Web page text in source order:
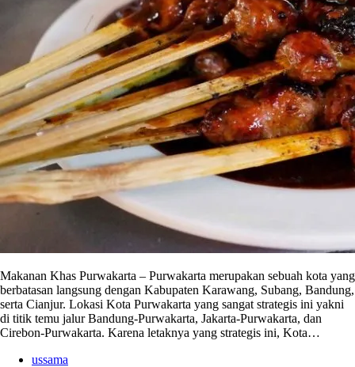
Makanan Khas Purwakarta – Purwakarta merupakan sebuah kota yang
berbatasan langsung dengan Kabupaten Karawang, Subang, Bandung,
serta Cianjur. Lokasi Kota Purwakarta yang sangat strategis ini yakni
di titik temu jalur Bandung-Purwakarta, Jakarta-Purwakarta, dan
Cirebon-Purwakarta. Karena letaknya yang strategis ini, Kota…
ussama